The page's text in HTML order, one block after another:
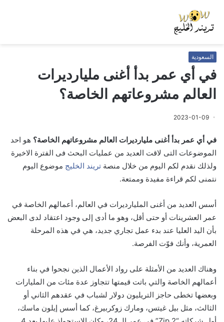
السعودية
في أي عمر بدأ أغنى مليارديرات
العالم مشروعاتهم الخاصة؟
2023-01-09
في أي عمر بدأ أغنى مليارديرات العالم مشروعاتهم الخاصة؟ هو احد
الموضوعات التى لاقت العديد من عمليات البحث فى الفترة الاخيرة
ولذلك نقدم لكم اليوم من خلال منصة تريند الخليج موضوع اليوم
نتمنى لكم قراءة مفيدة وممتعة.
أسس العديد من أغنى المليارديرات في العالم، أعمالهم الخاصة في
عمر العشرينات أو حتى أقل، وهو ما أدى إلى وجود اعتقاد لدى البعض
بأن اليد العليا عند بدء عمل تجاري جديد، هي في هذه المرحلة
العمرية، وأنك فوّت الفرصة.
وهناك العديد من الأمثلة على رواد الأعمال الذين نجحوا في بناء
أعمالهم الخاصة والتي باتت قيمتها تتجاوز عدة مئات من المليارات
وبعضها تخطى حاجز التريليون دولار لشباب في عقدهم الثاني أو
الثالث، مثل بيل غيتس، ومارك زوكربيرغ، كما أسس إيلون ماسك،